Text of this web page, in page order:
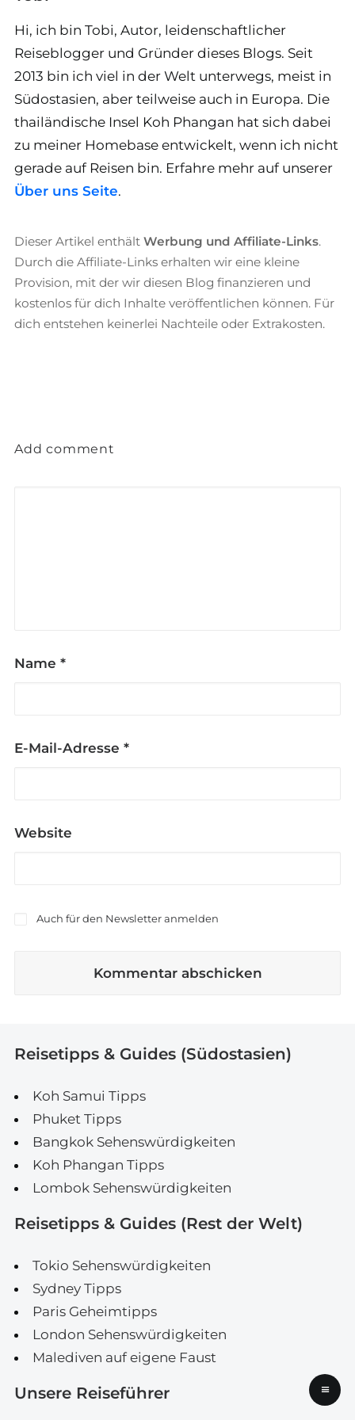
Hi, ich bin Tobi, Autor, leidenschaftlicher
Reiseblogger und Gründer dieses Blogs. Seit
2013 bin ich viel in der Welt unterwegs, meist in
Südostasien, aber teilweise auch in Europa. Die
thailändische Insel Koh Phangan hat sich dabei
zu meiner Homebase entwickelt, wenn ich nicht
gerade auf Reisen bin. Erfahre mehr auf unserer
Über uns Seite.
Dieser Artikel enthält Werbung und Affiliate-Links.
Durch die Affiliate-Links erhalten wir eine kleine
Provision, mit der wir diesen Blog finanzieren und
kostenlos für dich Inhalte veröffentlichen können. Für
dich entstehen keinerlei Nachteile oder Extrakosten.
Add comment
Name *
E-Mail-Adresse *
Website
Auch für den Newsletter anmelden
Reisetipps & Guides (Südostasien)
Koh Samui Tipps
Phuket Tipps
Bangkok Sehenswürdigkeiten
Koh Phangan Tipps
Lombok Sehenswürdigkeiten
Reisetipps & Guides (Rest der Welt)
Tokio Sehenswürdigkeiten
Sydney Tipps
Paris Geheimtipps
London Sehenswürdigkeiten
Malediven auf eigene Faust
Unsere Reiseführer ≡